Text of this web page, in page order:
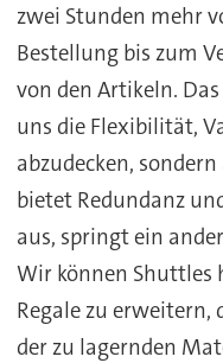
zwei Stunden mehr
Bestellung bis zum
von den Artikeln.
uns die Flexibilität,
abzudecken,
bietet Redundanz
aus, springt ein
Wir können Shuttles
Regale zu erweitern,
der zu lagernden